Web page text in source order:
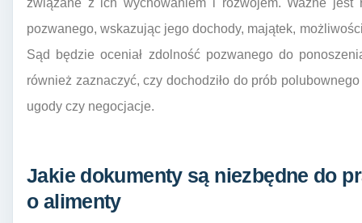
pozwanego, wskazując jego dochody, majątek,
Sąd będzie oceniał zdolność pozwanego do
również zaznaczyć, czy dochodziło do prób
ugody czy negocjacje.
Jakie dokumenty są niezbędne do
o alimenty